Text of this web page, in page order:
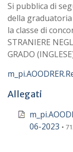
Si pubblica di
della
la classe di
STRANIERE
GRADO
Allegati
06-2023 •